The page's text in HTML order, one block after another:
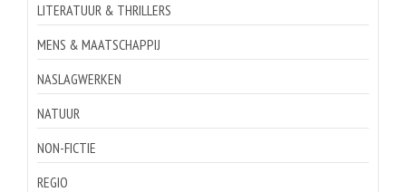
LITERATUUR & THRILLERS
MENS & MAATSCHAPPIJ
NASLAGWERKEN
NATUUR
NON-FICTIE
REGIO